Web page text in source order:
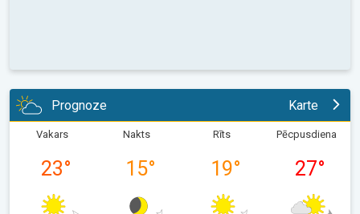
Prognoze Karte
Vakars
23°
Nakts
15°
Rīts
19°
Pēcpusdiena
27°